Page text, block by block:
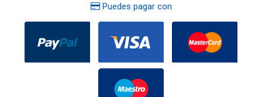
Puedes pagar con